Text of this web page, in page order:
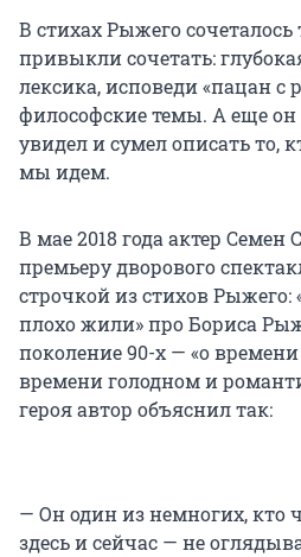
В стихах Рыжего
привыкли сочетать:
лексика, исповеди «пацан с
философские темы. А еще он
увидел и сумел описать то,
мы идем.
В мае 2018 года актер Семен
премьеру дворового
строчкой из стихов
плохо жили» про Бориса
поколение 90-х — «о
времени голодном и
героя автор объяснил так:
— Он один из немногих, кто
здесь и сейчас — не